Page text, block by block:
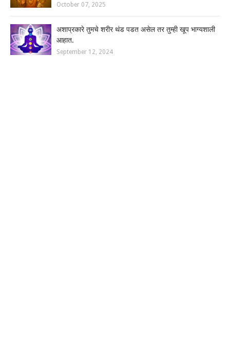
October 07, 2025
अशाप्रकारे तुमचे शरीर थंड पडत असेल तर तुम्ही खूप भाग्यशाली
आहात.
September 12, 2024